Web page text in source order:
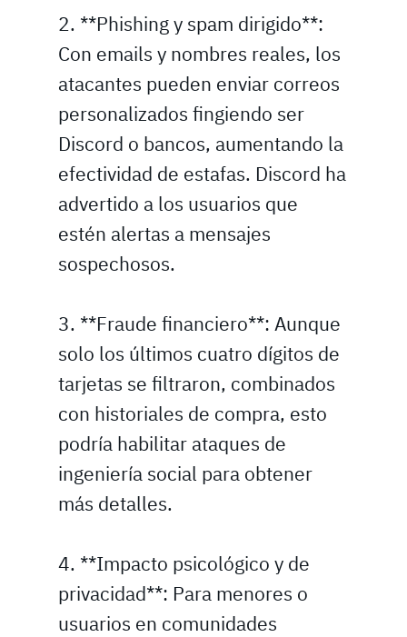
2. **Phishing y spam dirigido**:
Con emails y nombres reales, los
atacantes pueden enviar correos
personalizados fingiendo ser
Discord o bancos, aumentando la
efectividad de estafas. Discord ha
advertido a los usuarios que
estén alertas a mensajes
sospechosos.
3. **Fraude financiero**: Aunque
solo los últimos cuatro dígitos de
tarjetas se filtraron, combinados
con historiales de compra, esto
podría habilitar ataques de
ingeniería social para obtener
más detalles.
4. **Impacto psicológico y de
privacidad**: Para menores o
usuarios en comunidades